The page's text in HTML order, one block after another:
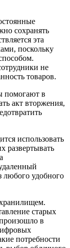
сохранять
эта
поскольку
не
товаров.
помогают в
акт вторжения,
использовать
развертывать
любого удобного
старых
в
потребности